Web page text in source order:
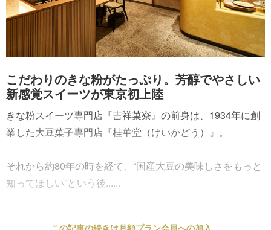
こだわりのきな粉がたっぷり。芳醇でやさしい
新感覚スイーツが東京初上陸
きな粉スイーツ専門店『吉祥菓寮』の前身は、1934年に創
業した大豆菓子専門店『桂華堂（けいかどう）』。
それから約80年の時を経て、“国産大豆の美味しさをもっと
知ってほしい”という後......
この記事の続きは月額プラン会員への加入、